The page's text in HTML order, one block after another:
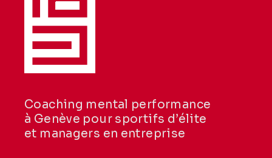
Coaching mental performance
à Genève pour sportifs d’élite
et managers en entreprise